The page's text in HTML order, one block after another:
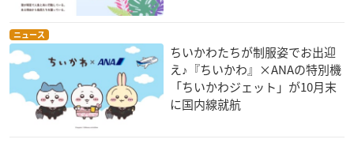
ニュース
ちいかわたちが制服姿でお出迎
え♪『ちいかわ』×ANAの特別機
「ちいかわジェット」が10月末
に国内線就航